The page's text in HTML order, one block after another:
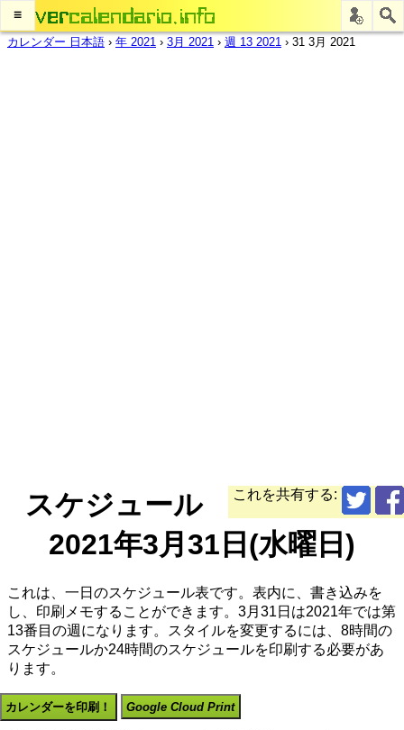
≡
カレンダー 日本語 › 年 2021 › 3月 2021 › 週 13 2021 › 31 3月 2021
これを共有する:
スケジュール
2021年3月31日(水曜日)
これは、一日のスケジュール表です。表内に、書き込みを
し、印刷メモすることができます。3月31日は2021年では第
13番目の週になります。スタイルを変更するには、8時間の
スケジュールか24時間のスケジュールを印刷する必要があ
ります。
カレンダーを印刷！ Google Cloud Print